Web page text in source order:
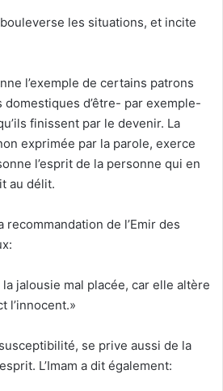
les situations, et incite
l’exemple de certains patrons
d’être- par exemple-
finissent par le devenir. La
exprimée par la parole, exerce
l’esprit de la personne qui en
au délit.
recommandation de l’Emir des
jalousie mal placée, car elle altère
l’innocent.»
se prive aussi de la
L’Imam a dit également: